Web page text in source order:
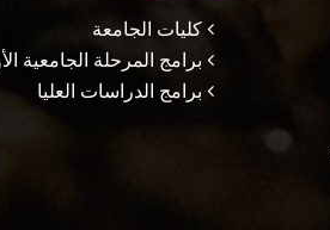
كليات الجامعة
برامج المرحلة الجامعية
برامج الدراسات العليا